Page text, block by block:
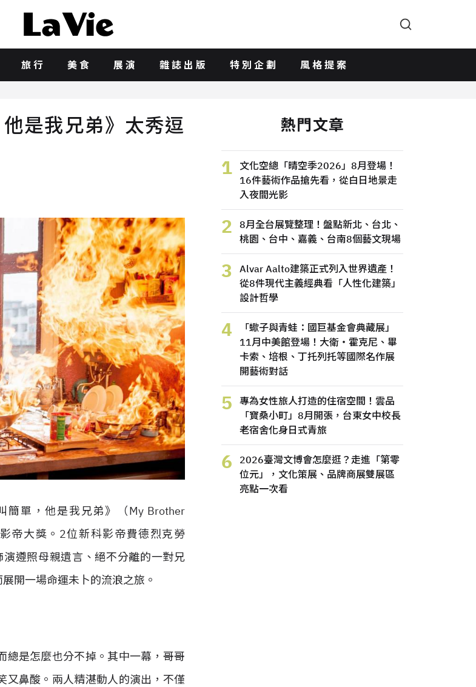
旅行 美食 展演 雜誌出版 特別企劃 風格提案
是我兄弟》太秀逗
簡單，他是我兄弟》（My Brother
帝大獎。2位新科影帝費德烈克勞
演遵照母親遺言、絕不分離的一對兄
開一場命運未卜的流浪之旅。
總是怎麼也分不掉。其中一幕，哥哥
又鼻酸。兩人精湛動人的演出，不僅
熱門文章
1
文化空總「晴空季2026」8月登場！
16件藝術作品搶先看，從白日地景走
入夜間光影
2
8月全台展覽整理！盤點新北、台北、
桃園、台中、嘉義、台南8個藝文現場
3
Alvar Aalto建築正式列入世界遺產！
從8件現代主義經典看「人性化建築」
設計哲學
4
「蠍子與青蛙：國巨基金會典藏展」
11月中美館登場！大衛・霍克尼、畢
卡索、培根、丁托列托等國際名作展
開藝術對話
5
專為女性旅人打造的住宿空間！雲品
「寶桑小町」8月開張，台東女中校長
老宿舍化身日式青旅
6
2026臺灣文博會怎麼逛？走進「第零
位元」，文化策展、品牌商展雙展區
亮點一次看